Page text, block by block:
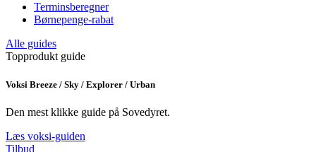
Terminsberegner
Børnepenge-rabat
Alle guides
Topprodukt guide
Voksi Breeze / Sky / Explorer / Urban
Den mest klikke guide på Sovedyret.
Læs voksi-guiden
Tilbud